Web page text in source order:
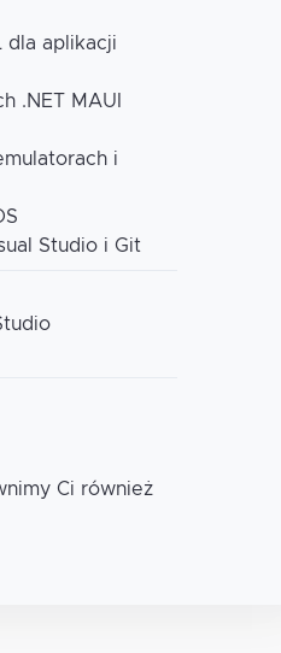
dla aplikacji
.NET MAUI
i
Studio i Git
Ci również